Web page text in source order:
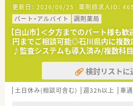
更新日： 2026/06/25 薬剤師求人ID：
パート・アルバイト
調剤薬局
【白山市】＜夕方までのパート様も
円までご相談可能◎石川県内に複数
♪監査システムも導入済み/複数科
検討リストに
土日休み(相談可含む) 週32h以上 車